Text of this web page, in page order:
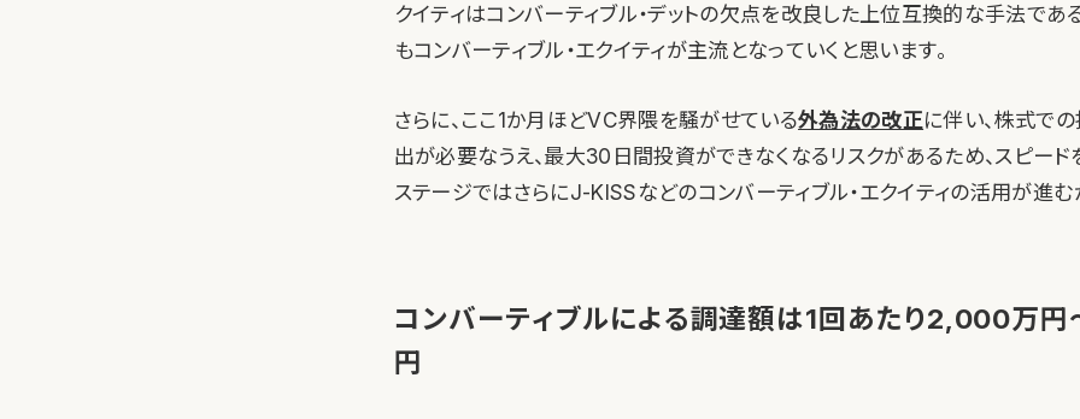
クイティはコンバーティブル・デットの欠点を改良した上位互換的な手法であ
もコンバーティブル・エクイティが主流となっていくと思います。
さらに、ここ1か月ほどVC界隈を騒がせている外為法の改正に伴い、株式で
出が必要なうえ、最大30日間投資ができなくなるリスクがあるため、スピード
ステージではさらにJ-KISSなどのコンバーティブル・エクイティの活用が進む
コンバーティブルによる調達額は1回あたり2,000万
円